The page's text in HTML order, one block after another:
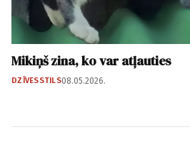
Mikiņš zina, ko var atļauties
DZĪVESSTILS08.05.2026.